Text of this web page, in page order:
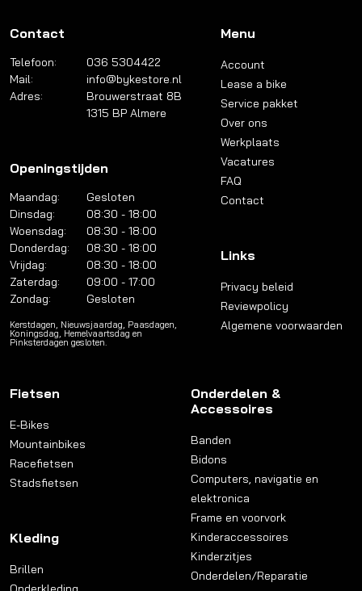
Contact
Telefoon:
036 5304422
Mail:
info@bykestore.nl
Adres:
Brouwerstraat 8B
1315 BP Almere
Openingstijden
Maandag:
Gesloten
Dinsdag:
08:30 - 18:00
Woensdag:
08:30 - 18:00
Donderdag:
08:30 - 18:00
Vrijdag:
08:30 - 18:00
Zaterdag:
09:00 - 17:00
Zondag:
Gesloten
Kerstdagen, Nieuwsjaardag, Paasdagen,
Koningsdag, Hemelvaartsdag en
Pinksterdagen gesloten.
Menu
Account
Lease a bike
Service pakket
Over ons
Werkplaats
Vacatures
FAQ
Contact
Links
Privacy beleid
Reviewpolicy
Algemene voorwaarden
Fietsen
E-Bikes
Mountainbikes
Racefietsen
Stadsfietsen
Kleding
Brillen
Onderdelen &
Accessoires
Banden
Bidons
Computers, navigatie en
elektronica
Frame en voorvork
Kinderaccessoires
Kinderzitjes
Onderdelen/Reparatie